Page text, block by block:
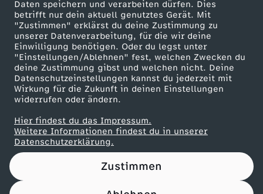
Daten speichern und verarbeiten dürfen. Dies
betrifft nur dein aktuell genutztes Gerät. Mit
"Zustimmen" erklärst du deine Zustimmung zu
unserer Datenverarbeitung, für die wir deine
Einwilligung benötigen. Oder du legst unter
"Einstellungen/Ablehnen" fest, welchen Zwecken du
deine Zustimmung gibst und welchen nicht. Deine
Datenschutzeinstellungen kannst du jederzeit mit
Wirkung für die Zukunft in deinen Einstellungen
widerrufen oder ändern.
Hier findest du das Impressum.
Weitere Informationen findest du in unserer
Datenschutzerklärung.
Zustimmen
.
2
0
2
5
Werbefernsehen
Mainzelmännchen
Partner